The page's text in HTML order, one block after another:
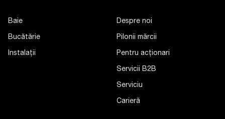
Baie
Bucătărie
Instalații
Despre noi
Pilonii mărcii
Pentru acționari
Servicii B2B
Serviciu
Carieră